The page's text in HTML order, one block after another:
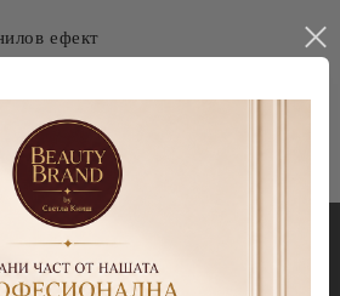
ефект
Декорации
Blooming gel